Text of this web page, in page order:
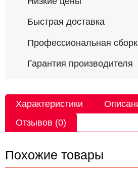
Быстрая доставка
Профессиональная
Гарантия производителя
Характеристики
Отзывов (0)
Похожие товары